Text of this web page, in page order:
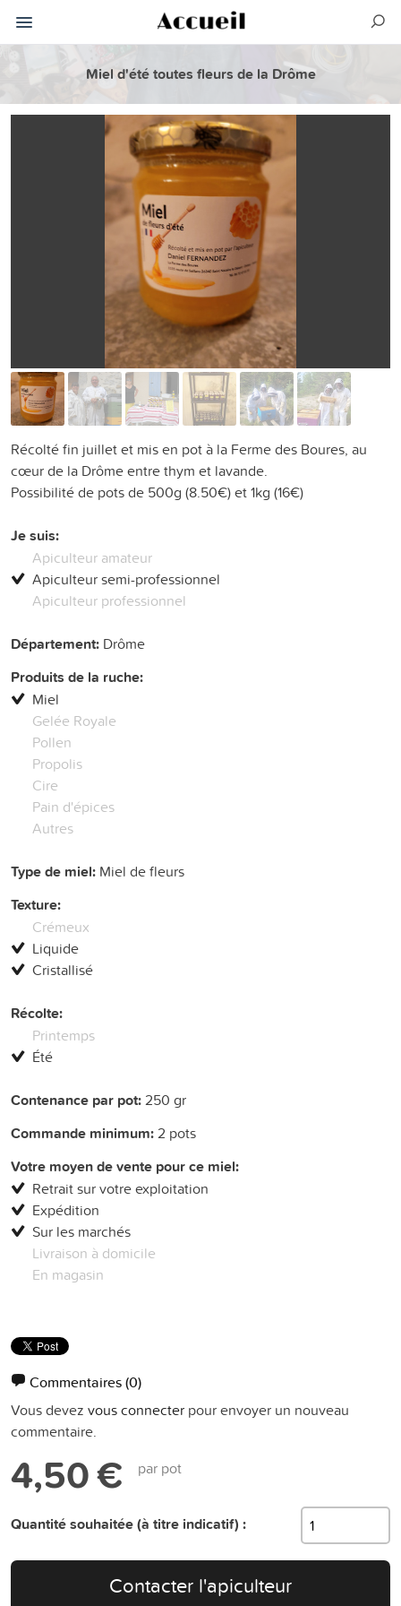
Miel d'été toutes fleurs de la Drôme
Récolté fin juillet et mis en pot à la Ferme des Boures, au
cœur de la Drôme entre thym et lavande.
Possibilité de pots de 500g (8.50€) et 1kg (16€)
Je suis:
Apiculteur amateur
Apiculteur semi-professionnel
Apiculteur professionnel
Département: Drôme
Produits de la ruche:
Miel
Gelée Royale
Pollen
Propolis
Cire
Pain d'épices
Autres
Type de miel: Miel de fleurs
Texture:
Crémeux
Liquide
Cristallisé
Récolte:
Printemps
Été
Contenance par pot:250 gr
Commande minimum:2 pots
Votre moyen de vente pour ce miel:
Retrait sur votre exploitation
Expédition
Sur les marchés
Livraison à domicile
En magasin
Commentaires(0)
Vous devez vous connecter pour envoyer un nouveau
commentaire.
4,50 € par pot
Quantité souhaitée (à titre indicatif) :
Contacter l'apiculteur